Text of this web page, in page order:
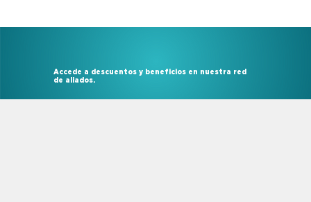
Accede a descuentos y beneficios en nuestra red
de aliados.